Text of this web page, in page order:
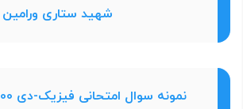
شهید ستاری ورامین